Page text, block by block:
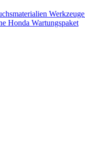
Werkzeuge
Honda Wartungspaket